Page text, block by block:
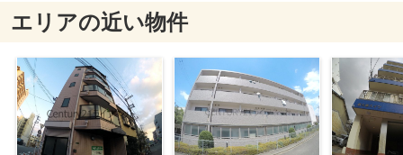
エリアの近い物件